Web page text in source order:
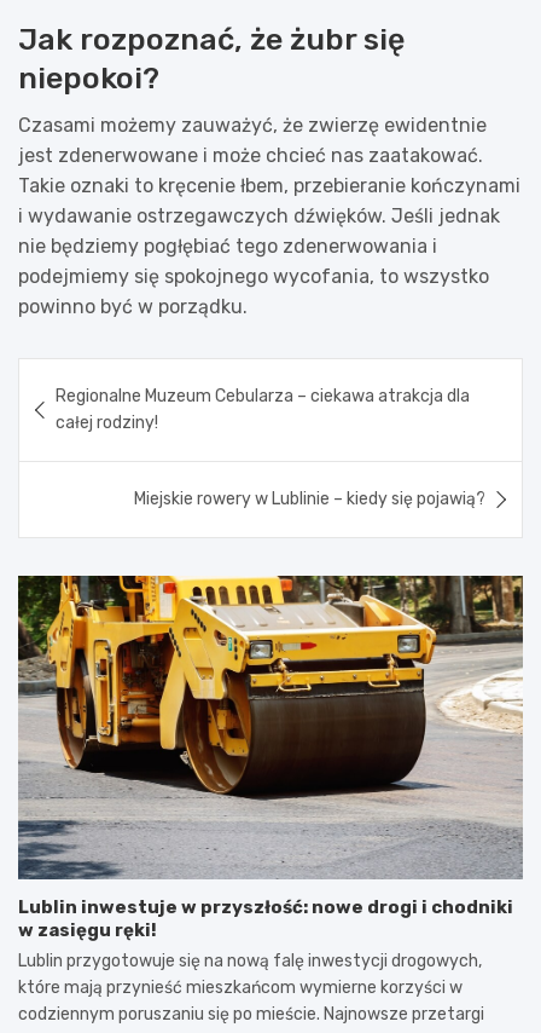
Jak rozpoznać, że żubr się
niepokoi?
Czasami możemy zauważyć, że zwierzę ewidentnie
jest zdenerwowane i może chcieć nas zaatakować.
Takie oznaki to kręcenie łbem, przebieranie kończynami
i wydawanie ostrzegawczych dźwięków. Jeśli jednak
nie będziemy pogłębiać tego zdenerwowania i
podejmiemy się spokojnego wycofania, to wszystko
powinno być w porządku.
wpisu
Regionalne Muzeum Cebularza – ciekawa atrakcja dla
całej rodziny!
Miejskie rowery w Lublinie – kiedy się pojawią?
Lublin inwestuje w przyszłość: nowe drogi i chodniki
w zasięgu ręki!
Lublin przygotowuje się na nową falę inwestycji drogowych,
które mają przynieść mieszkańcom wymierne korzyści w
codziennym poruszaniu się po mieście. Najnowsze przetargi